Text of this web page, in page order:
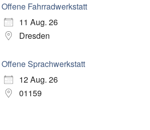
Offene Fahrradwerkstatt
11 Aug. 26
Dresden
Offene Sprachwerkstatt
12 Aug. 26
01159